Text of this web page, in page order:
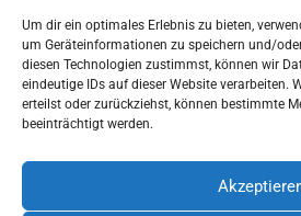
Um dir ein optimales Erlebnis zu bieten,
um Geräteinformationen zu speichern und/
diesen Technologien zustimmst, können wir
eindeutige IDs auf dieser Website verarbeiten.
erteilst oder zurückziehst, können bestimmte
beeinträchtigt werden.